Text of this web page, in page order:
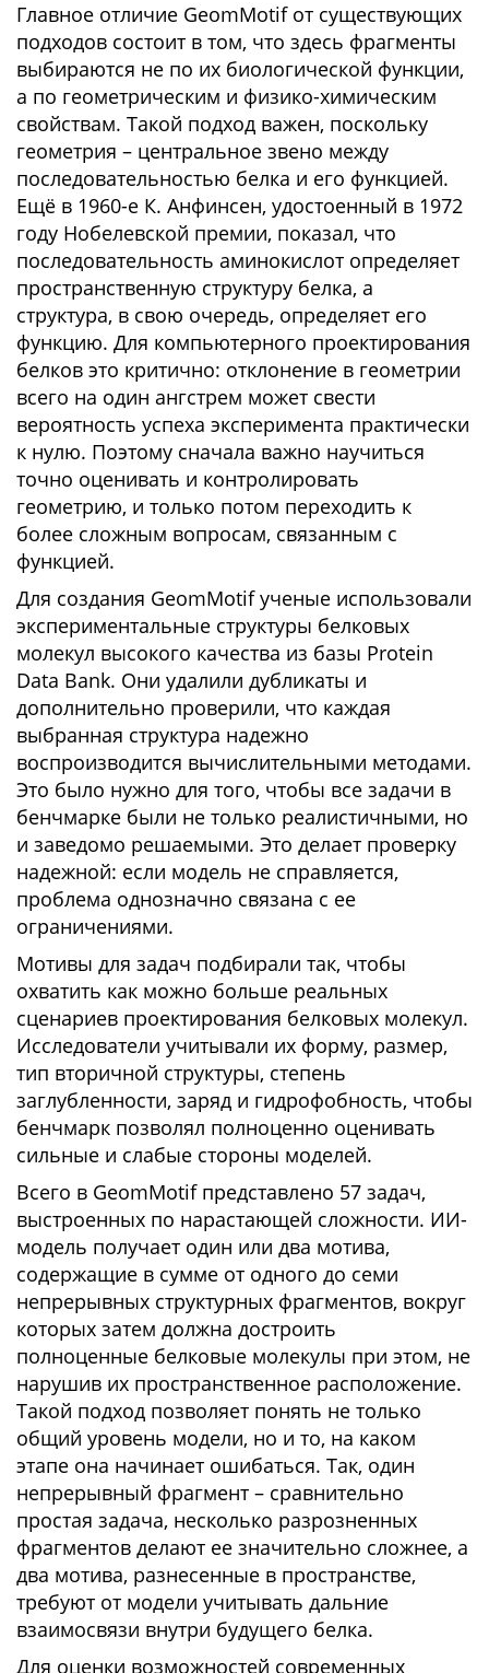
Главное отличие GeomMotif от существующих
подходов состоит в том, что здесь фрагменты
выбираются не по их биологической функции,
а по геометрическим и физико-химическим
свойствам. Такой подход важен, поскольку
геометрия – центральное звено между
последовательностью белка и его функцией.
Ещё в 1960-е К. Анфинсен, удостоенный в 1972
году Нобелевской премии, показал, что
последовательность аминокислот определяет
пространственную структуру белка, а
структура, в свою очередь, определяет его
функцию. Для компьютерного проектирования
белков это критично: отклонение в геометрии
всего на один ангстрем может свести
вероятность успеха эксперимента практически
к нулю. Поэтому сначала важно научиться
точно оценивать и контролировать
геометрию, и только потом переходить к
более сложным вопросам, связанным с
функцией.
Для создания GeomMotif ученые использовали
экспериментальные структуры белковых
молекул высокого качества из базы Protein
Data Bank. Они удалили дубликаты и
дополнительно проверили, что каждая
выбранная структура надежно
воспроизводится вычислительными методами.
Это было нужно для того, чтобы все задачи в
бенчмарке были не только реалистичными, но
и заведомо решаемыми. Это делает проверку
надежной: если модель не справляется,
проблема однозначно связана с ее
ограничениями.
Мотивы для задач подбирали так, чтобы
охватить как можно больше реальных
сценариев проектирования белковых молекул.
Исследователи учитывали их форму, размер,
тип вторичной структуры, степень
заглубленности, заряд и гидрофобность, чтобы
бенчмарк позволял полноценно оценивать
сильные и слабые стороны моделей.
Всего в GeomMotif представлено 57 задач,
выстроенных по нарастающей сложности. ИИ-
модель получает один или два мотива,
содержащие в сумме от одного до семи
непрерывных структурных фрагментов, вокруг
которых затем должна достроить
полноценные белковые молекулы при этом, не
нарушив их пространственное расположение.
Такой подход позволяет понять не только
общий уровень модели, но и то, на каком
этапе она начинает ошибаться. Так, один
непрерывный фрагмент – сравнительно
простая задача, несколько разрозненных
фрагментов делают ее значительно сложнее, а
два мотива, разнесенные в пространстве,
требуют от модели учитывать дальние
взаимосвязи внутри будущего белка.
Для оценки возможностей современных